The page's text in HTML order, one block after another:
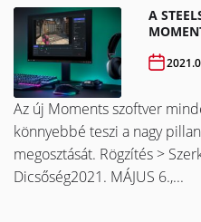
A
Az új Moments szoftver
könnyebbé teszi a nagy
megosztását. Rögzítés >
Dicsőség2021. MÁJUS 6.,...